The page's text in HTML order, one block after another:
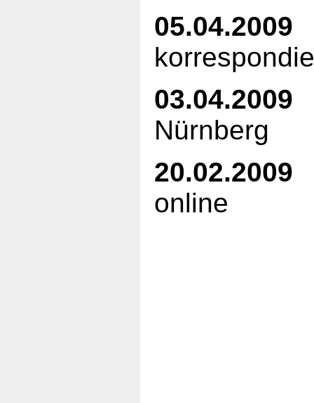
05.04.2009
03.04.2009
Nürnberg
20.02.2009
online